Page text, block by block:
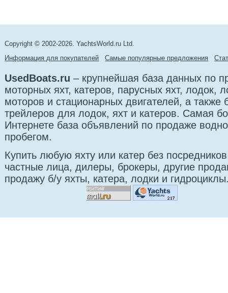
Copyright © 2002-2026. YachtsWorld.ru Ltd.
Информация для покупателей
Самые популярные предложения
UsedBoats.ru – крупнейшая база данных по
моторных яхт, катеров, парусных яхт, лодок,
моторов и стационарных двигателей, а также
трейлеров для лодок, яхт и катеров. Самая
Интернете база объявлений по продаже
пробегом.
Купить любую яхту или катер без
частные лица, дилеры, брокеры, другие
продажу б/у яхты, катера, лодки и